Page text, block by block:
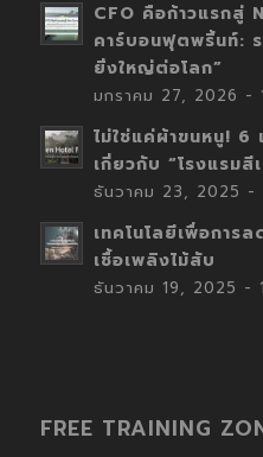
CFO คือก้าวแรกสู่
คาร์บอนฟุตพริ้นท์:
ยิ่งใหญ่ต่อโลก”
มกราคม 27, 2026 -
ไม่ใช่แค่ผ้าขนหนู! 6
เกี่ยวกับ “โรงแรมสี
ธันวาคม 23, 2025 -
เทคโนโลยีเพื่อการ
เชื้อเพลิงไม้สับ
ธันวาคม 19, 2025 -
FREE TRAINING